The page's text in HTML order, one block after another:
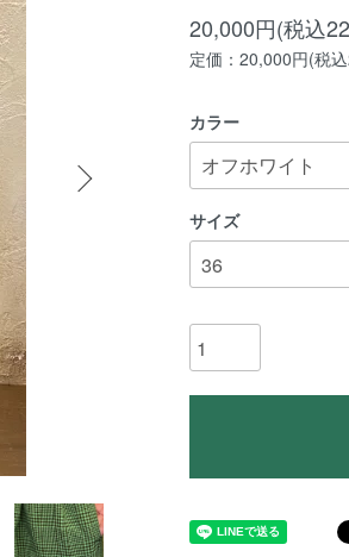
20,000円(税込
定価：20,000円(税
カラー
サイズ